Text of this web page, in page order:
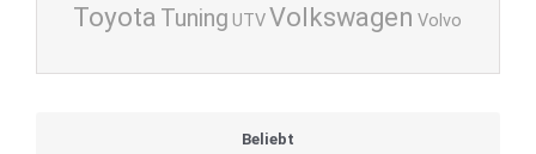
Toyota Tuning UTVVolkswagen Volvo
Beliebt